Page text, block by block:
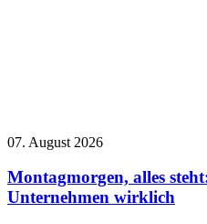
07. August 2026
Montagmorgen, alles
Unternehmen wirklich